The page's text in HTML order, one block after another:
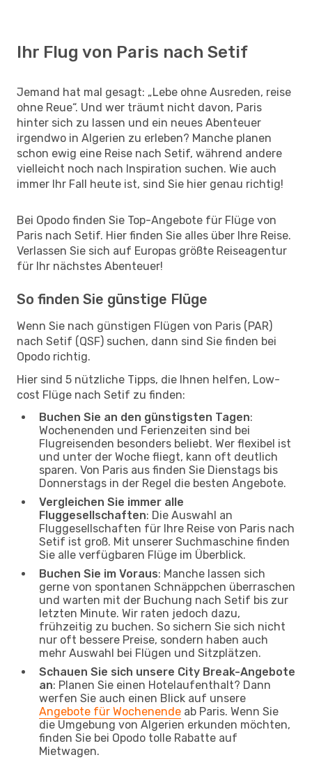
Ihr Flug von Paris nach Setif
Jemand hat mal gesagt: „Lebe ohne Ausreden, reise
ohne Reue“. Und wer träumt nicht davon, Paris
hinter sich zu lassen und ein neues Abenteuer
irgendwo in Algerien zu erleben? Manche planen
schon ewig eine Reise nach Setif, während andere
vielleicht noch nach Inspiration suchen. Wie auch
immer Ihr Fall heute ist, sind Sie hier genau richtig!
Bei Opodo finden Sie Top-Angebote für Flüge von
Paris nach Setif. Hier finden Sie alles über Ihre Reise.
Verlassen Sie sich auf Europas größte Reiseagentur
für Ihr nächstes Abenteuer!
So finden Sie günstige Flüge
Wenn Sie nach günstigen Flügen von Paris (PAR)
nach Setif (QSF) suchen, dann sind Sie finden bei
Opodo richtig.
Hier sind 5 nützliche Tipps, die Ihnen helfen, Low-
cost Flüge nach Setif zu finden:
Buchen Sie an den günstigsten Tagen:
Wochenenden und Ferienzeiten sind bei
Flugreisenden besonders beliebt. Wer flexibel ist
und unter der Woche fliegt, kann oft deutlich
sparen. Von Paris aus finden Sie Dienstags bis
Donnerstags in der Regel die besten Angebote.
Vergleichen Sie immer alle
Fluggesellschaften: Die Auswahl an
Fluggesellschaften für Ihre Reise von Paris nach
Setif ist groß. Mit unserer Suchmaschine finden
Sie alle verfügbaren Flüge im Überblick.
Buchen Sie im Voraus: Manche lassen sich
gerne von spontanen Schnäppchen überraschen
und warten mit der Buchung nach Setif bis zur
letzten Minute. Wir raten jedoch dazu,
frühzeitig zu buchen. So sichern Sie sich nicht
nur oft bessere Preise, sondern haben auch
mehr Auswahl bei Flügen und Sitzplätzen.
Schauen Sie sich unsere City Break-Angebote
an: Planen Sie einen Hotelaufenthalt? Dann
werfen Sie auch einen Blick auf unsere
Angebote für Wochenende ab Paris. Wenn Sie
die Umgebung von Algerien erkunden möchten,
finden Sie bei Opodo tolle Rabatte auf
Mietwagen.